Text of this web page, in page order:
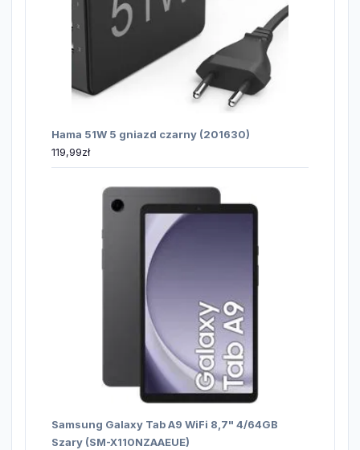
Hama 51W 5 gniazd czarny (201630)
119,99zł
Samsung Galaxy Tab A9 WiFi 8,7" 4/64GB
Szary (SM-X110NZAAEUE)